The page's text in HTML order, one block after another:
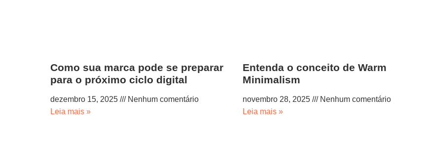
Como sua marca pode se preparar
para o próximo ciclo digital
dezembro 15, 2025
Nenhum comentário
Leia mais »
Entenda o conceito de Warm
Minimalism
novembro 28, 2025
Nenhum comentário
Leia mais »